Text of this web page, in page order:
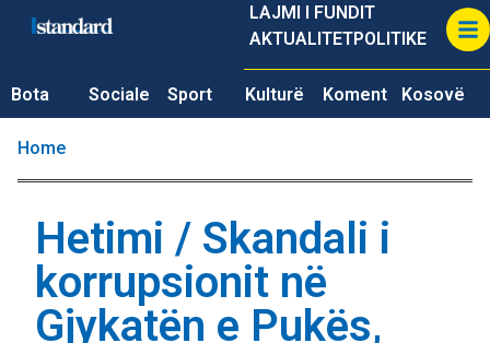
LAJMI I FUNDIT
AKTUALITETPOLITIKE
Bota Sociale Sport Kulturë Koment Kosovë
Home
Hetimi / Skandali i
korrupsionit në
Gjykatën e Pukës,